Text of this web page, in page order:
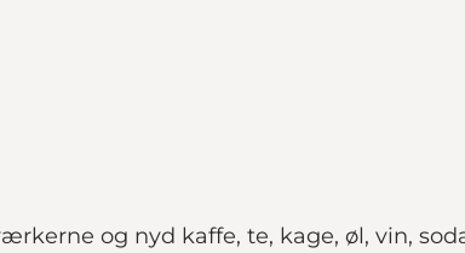
og nyd kaffe, te, kage, øl, vin,